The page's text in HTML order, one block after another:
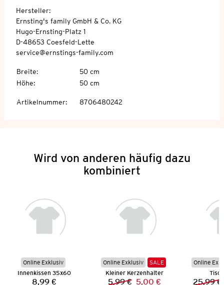
Hersteller:
Ernsting's family GmbH & Co. KG
Hugo-Ernsting-Platz 1
D-48653 Coesfeld-Lette
service@ernstings-family.com
Breite:
50 cm
Höhe: 50 cm
Artikelnummer: 8706480242
Wird von anderen häufig dazu
kombiniert
Online Exklusiv
Innenkissen 35x60
8,99 €
Online Exklusiv
SALE
Kleiner Kerzenhalter
5,99 € 5,00 €
Online
25,99 €